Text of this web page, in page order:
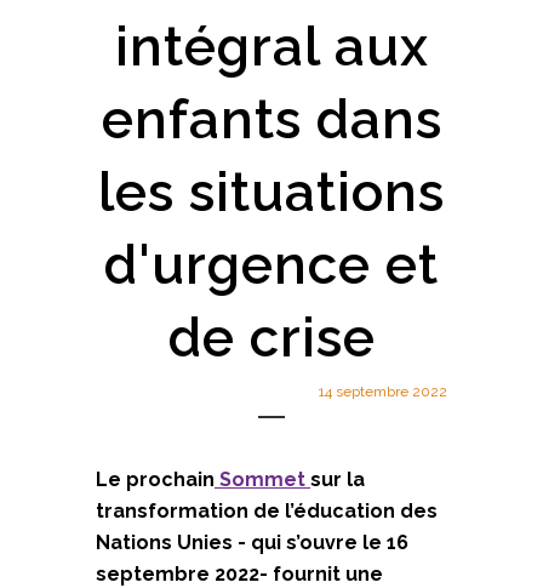
intégral aux
enfants dans
les situations
d'urgence et
de crise
14 septembre 2022
Le prochain Sommet sur la
transformation de l’éducation des
Nations Unies - qui s’ouvre le 16
septembre 2022- fournit une